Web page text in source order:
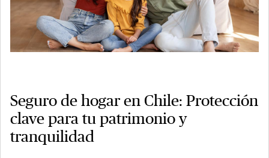
Seguro de hogar en Chile: Protección
clave para tu patrimonio y
tranquilidad